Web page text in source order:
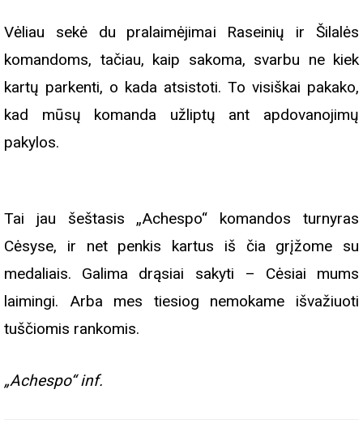
Vėliau sekė du pralaimėjimai Raseinių ir Šilalės
komandoms, tačiau, kaip sakoma, svarbu ne kiek
kartų parkenti, o kada atsistoti. To visiškai pakako,
kad mūsų komanda užliptų ant apdovanojimų
pakylos.
Tai jau šeštasis „Achespo“ komandos turnyras
Cėsyse, ir net penkis kartus iš čia grįžome su
medaliais. Galima drąsiai sakyti – Cėsiai mums
laimingi. Arba mes tiesiog nemokame išvažiuoti
tuščiomis rankomis.
„Achespo“ inf.